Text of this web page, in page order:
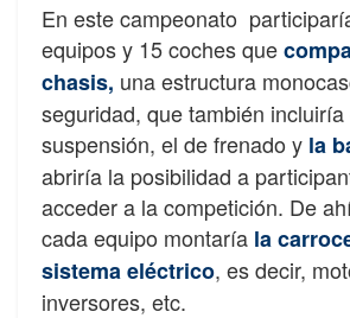
En este campeonato
equipos y 15 coches que
chasis, una estructura
seguridad, que también
suspensión, el de frenado y la
abriría la posibilidad a
acceder a la competición. De
cada equipo montaría la
sistema eléctrico, es decir,
inversores, etc.